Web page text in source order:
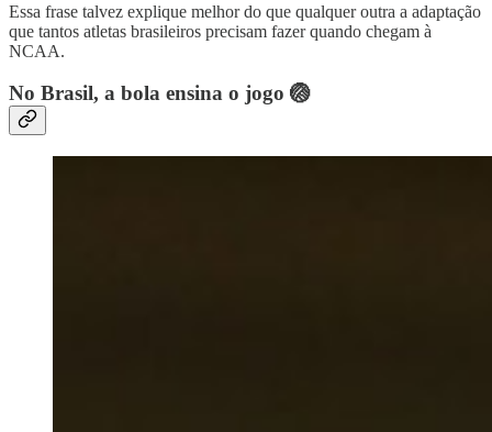
Essa frase talvez explique melhor do que qualquer outra a adaptação
que tantos atletas brasileiros precisam fazer quando chegam à
NCAA.
No Brasil, a bola ensina o jogo 🏐